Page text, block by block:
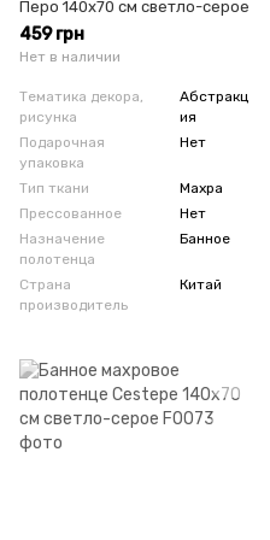
Перо 140х70 см светло-серое
459 грн
Нет в наличии
Тематика декора,
рисунка
Абстракц
ия
Подарочная
упаковка
Нет
Тип ткани
Махра
Прессованное
Нет
Назначение
полотенца
Банное
Страна
производитель
Китай